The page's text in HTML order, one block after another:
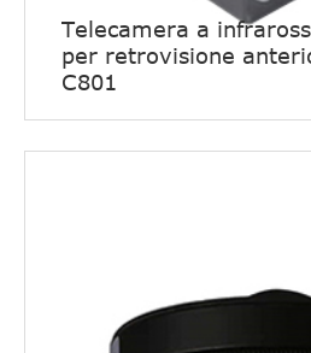
Telecamera a
per retrovisione
C801